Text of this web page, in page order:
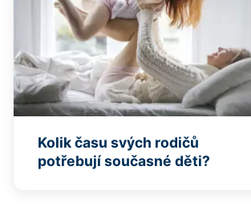
Kolik času svých rodičů
potřebují současné děti?